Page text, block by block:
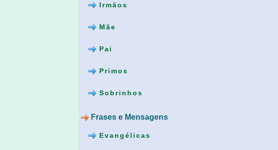
Irmãos
Mãe
Pai
Primos
Sobrinhos
Frases e Mensagens
Evangélicas